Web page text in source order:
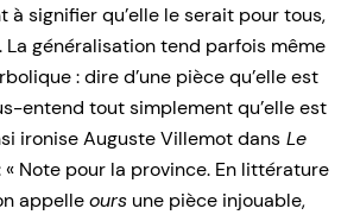
à signifier qu’elle le serait pour tous,
La généralisation tend parfois même
: dire d’une pièce qu’elle est
entend tout simplement qu’elle est
ironise Auguste Villemot dans Le
« Note pour la province. En littérature
appelleours une pièce injouable,